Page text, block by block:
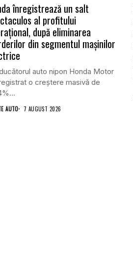
înregistrează un salt
al profitului
după eliminarea
din segmentul mașinilor
auto nipon Honda Motor
o creștere masivă de
AUTO 7 AUGUST 2026